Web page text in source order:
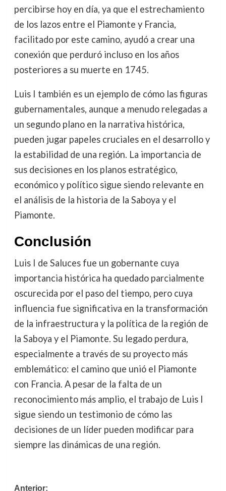
percibirse hoy en día, ya que el estrechamiento
de los lazos entre el Piamonte y Francia,
facilitado por este camino, ayudó a crear una
conexión que perduró incluso en los años
posteriores a su muerte en 1745.
Luis I también es un ejemplo de cómo las figuras
gubernamentales, aunque a menudo relegadas a
un segundo plano en la narrativa histórica,
pueden jugar papeles cruciales en el desarrollo y
la estabilidad de una región. La importancia de
sus decisiones en los planos estratégico,
económico y político sigue siendo relevante en
el análisis de la historia de la Saboya y el
Piamonte.
Conclusión
Luis I de Saluces fue un gobernante cuya
importancia histórica ha quedado parcialmente
oscurecida por el paso del tiempo, pero cuya
influencia fue significativa en la transformación
de la infraestructura y la política de la región de
la Saboya y el Piamonte. Su legado perdura,
especialmente a través de su proyecto más
emblemático: el camino que unió el Piamonte
con Francia. A pesar de la falta de un
reconocimiento más amplio, el trabajo de Luis I
sigue siendo un testimonio de cómo las
decisiones de un líder pueden modificar para
siempre las dinámicas de una región.
Anterior: